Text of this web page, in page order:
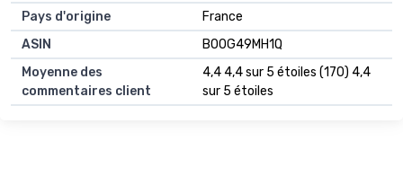
Pays d'origine
France
ASIN
B00G49MH1Q
Moyenne des
commentaires client
4,4 4,4 sur 5 étoiles (170) 4,4
sur 5 étoiles